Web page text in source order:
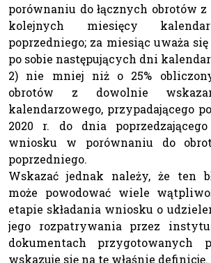
porównaniu do łącznych obrotów
kolejnych miesięcy
poprzedniego; za miesiąc uważa
po sobie następujących dni
2) nie mniej niż o 25%
obrotów z dowolnie
kalendarzowego, przypadającego
2020 r. do dnia
wniosku w porównaniu do
poprzedniego.
Wskazać jednak należy, że ten
może powodować wiele
etapie składania wniosku o
jego rozpatrywania przez
dokumentach przygotowanych
wskazuje się na tę właśnie definicję.